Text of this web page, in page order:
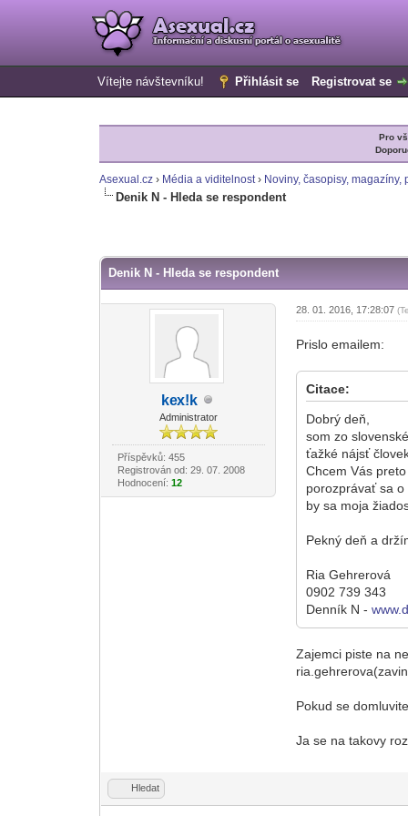
Vítejte návštevníku! Přihlásit se Registrovat se
Pro
Asexual.cz › Média a viditelnost› Noviny, časopisy, magazíny,
Denik N - Hleda se respondent
Denik N - Hleda se respondent
kex!k
Administrator
Příspěvků: 455
Registrován od: 29. 07. 2008
Hodnocení: 12
28. 01. 2016, 17:28:07
Prislo emailem:
Citace:
Dobrý deň,
som zo
ťažké nájsť
Chcem Vás
porozprávať sa
by sa moja
Pekný deň a
Ria Gehrerová
0902 739 343
Denník N -
Zajemci piste na
Pokud se
Ja se na takovy
Hledat